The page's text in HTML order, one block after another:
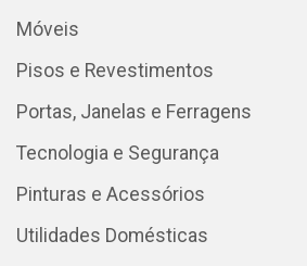
Móveis
Pisos e Revestimentos
Portas, Janelas e Ferragens
Tecnologia e Segurança
Pinturas e Acessórios
Utilidades Domésticas